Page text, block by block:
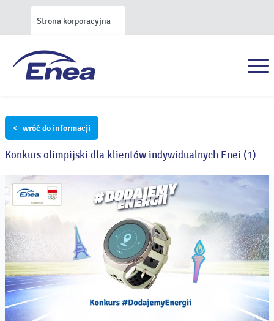
Strona korporacyjna
< wróć do informacji
Konkurs olimpijski dla klientów indywidualnych Enei (1)